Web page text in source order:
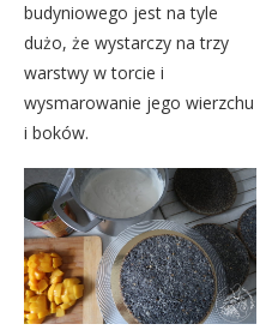
budyniowego jest na tyle
dużo, że wystarczy na trzy
warstwy w torcie i
wysmarowanie jego wierzchu
i boków.